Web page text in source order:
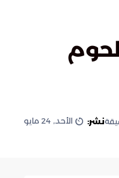
نشر: الأحد, 24 مايو